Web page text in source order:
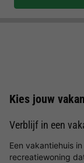
Kies jouw
Verblijf in een
Een vakantiehuis
recreatiewoning